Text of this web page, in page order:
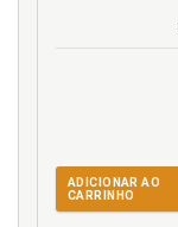
ADICIONAR AO
CARRINHO